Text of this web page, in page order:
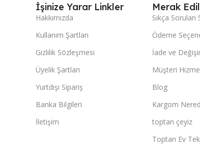
İşinize Yarar Linkler
Hakkımızda
Kullanım Şartları
Gizlilik Sözleşmesi
Üyelik Şartları
Yurtdışı Sipariş
Banka Bilgileri
İletişim
Merak
Sıkça Sorulan
Ödeme
İade ve
Müşteri
Blog
Kargom
toptan çeyiz
Toptan Ev